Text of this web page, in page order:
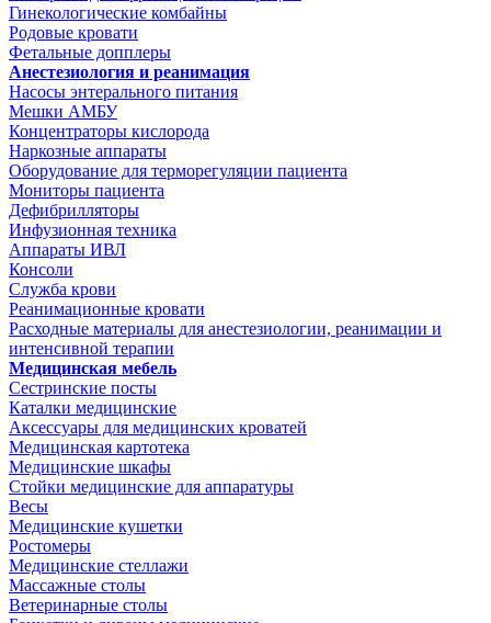
Гинекологические комбайны
Родовые кровати
Фетальные допплеры
Анестезиология и реанимация
Насосы энтерального питания
Мешки АМБУ
Концентраторы кислорода
Наркозные аппараты
Оборудование для терморегуляции пациента
Мониторы пациента
Дефибрилляторы
Инфузионная техника
Аппараты ИВЛ
Консоли
Служба крови
Реанимационные кровати
Расходные материалы для анестезиологии, реанимации и
интенсивной терапии
Медицинская мебель
Сестринские посты
Каталки медицинские
Аксессуары для медицинских кроватей
Медицинская картотека
Медицинские шкафы
Стойки медицинские для аппаратуры
Весы
Медицинские кушетки
Ростомеры
Медицинские стеллажи
Массажные столы
Ветеринарные столы